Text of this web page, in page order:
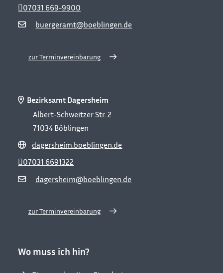
buergeramt@boeblingen.de
07031 669-9900
zur Terminvereinbarung
Bezirksamt Dagersheim
Albert-Schweitzer Str. 2
71034 Böblingen
dagersheim.boeblingen.de
dagersheim@boeblingen.de
07031 6691322
zur Terminvereinbarung
Wo muss ich hin?